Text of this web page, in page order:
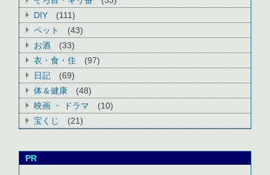
DIY
(111)
ペット
(43)
お酒
(33)
衣・食・住
(97)
日記
(69)
体＆健康
(48)
映画 ・ ドラマ
(10)
宝くじ
(21)
PR